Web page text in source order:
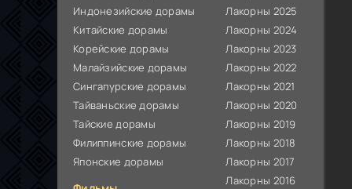
Индонезийские дорамы
Китайские дорамы
Корейские дорамы
Малайзийские дорамы
Сингапурские дорамы
Тайваньские дорамы
Тайские дорамы
Филиппинские дорамы
Японские дорамы
Лакорны 2025
Лакорны 2024
Лакорны 2023
Лакорны 2022
Лакорны 2021
Лакорны 2020
Лакорны 2019
Лакорны 2018
Лакорны 2017
Лакорны 2016